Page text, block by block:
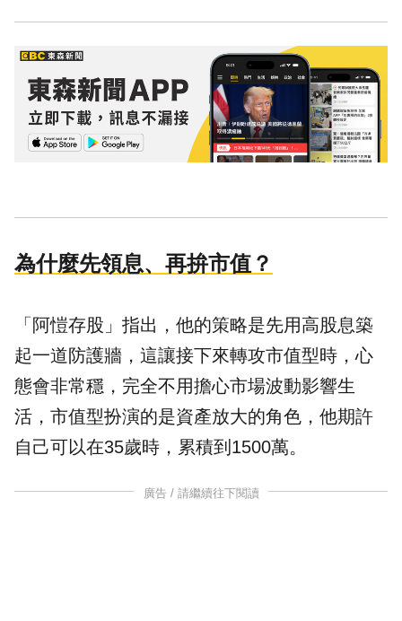
為什麼先領息、再拚市值？
「阿愷存股」指出，他的策略是先用高股息築
起一道防護牆，這讓接下來轉攻市值型時，心
態會非常穩，完全不用擔心市場波動影響生
活，市值型扮演的是資產放大的角色，他期許
自己可以在35歲時，累積到1500萬。
廣告 / 請繼續往下閱讀